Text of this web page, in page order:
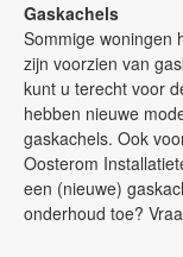
Gaskachels
Sommige woningen
zijn voorzien van
kunt u terecht voor
hebben nieuwe
gaskachels. Ook
Oosterom
een (nieuwe)
onderhoud toe?